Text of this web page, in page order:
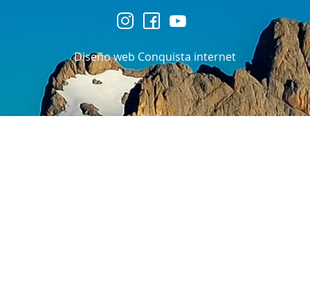
Diseño web Conquista internet